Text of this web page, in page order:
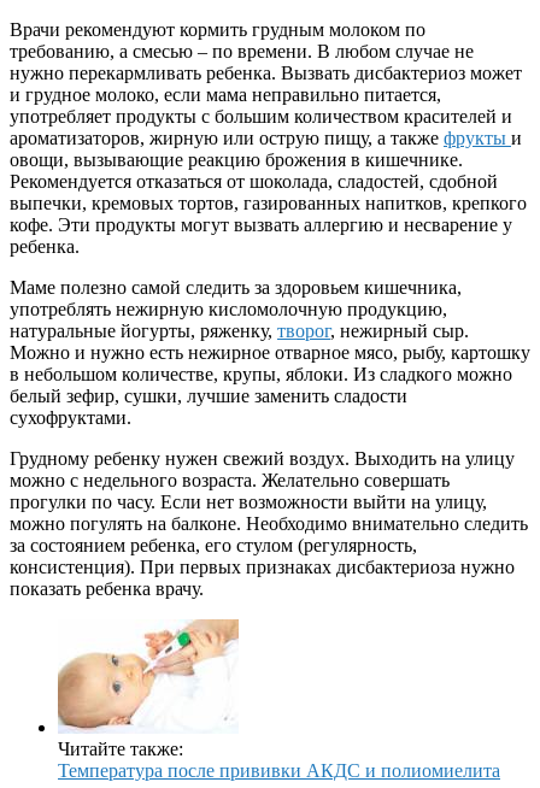
Врачи рекомендуют кормить грудным молоком по
требованию, а смесью – по времени. В любом случае не
нужно перекармливать ребенка. Вызвать дисбактериоз может
и грудное молоко, если мама неправильно питается,
употребляет продукты с большим количеством красителей и
ароматизаторов, жирную или острую пищу, а также фрукты и
овощи, вызывающие реакцию брожения в кишечнике.
Рекомендуется отказаться от шоколада, сладостей, сдобной
выпечки, кремовых тортов, газированных напитков, крепкого
кофе. Эти продукты могут вызвать аллергию и несварение у
ребенка.
Маме полезно самой следить за здоровьем кишечника,
употреблять нежирную кисломолочную продукцию,
натуральные йогурты, ряженку, творог, нежирный сыр.
Можно и нужно есть нежирное отварное мясо, рыбу, картошку
в небольшом количестве, крупы, яблоки. Из сладкого можно
белый зефир, сушки, лучшие заменить сладости
сухофруктами.
Грудному ребенку нужен свежий воздух. Выходить на улицу
можно с недельного возраста. Желательно совершать
прогулки по часу. Если нет возможности выйти на улицу,
можно погулять на балконе. Необходимо внимательно следить
за состоянием ребенка, его стулом (регулярность,
консистенция). При первых признаках дисбактериоза нужно
показать ребенка врачу.
Читайте также:
Температура после прививки АКДС и полиомиелита